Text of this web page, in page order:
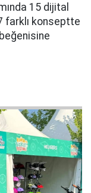
15 dijital
farklı konseptte